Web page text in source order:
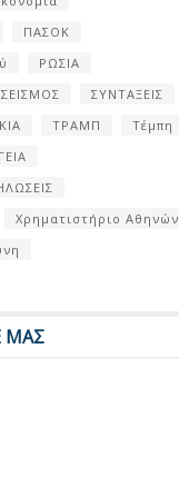
ΠΑΣΟΚ
ΡΩΣΙΑ
ΣΕΙΣΜΟΣ
ΣΥΝΤΑΞΕΙΣ
ΤΡΑΜΠ
Τέμπη
Χρηματιστήριο Αθηνών
ΜΑΣ